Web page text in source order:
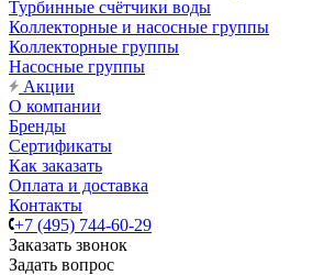
Турбинные счётчики воды
Коллекторные и насосные группы
Коллекторные группы
Насосные группы
Акции
О компании
Бренды
Сертификаты
Как заказать
Оплата и доставка
Контакты
+7 (495) 744-60-29
Заказать звонок
Задать вопрос